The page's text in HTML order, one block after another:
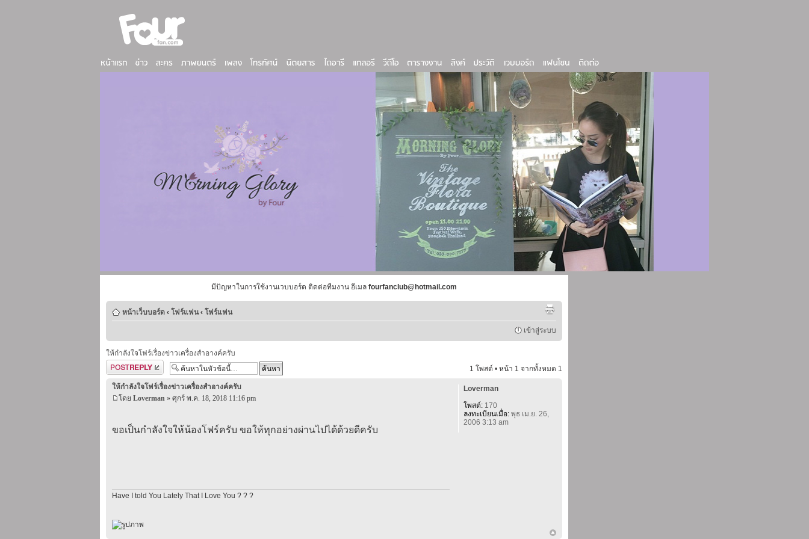
มีปัญหาในการใช้งานเวบบอร์ด ติดต่อทีมงาน อีเมล fourfanclub@hotmail.com
หน้าเว็บบอร์ด ‹ โฟร์แฟน ‹ โฟร์แฟน
เข้าสู่ระบบ
ให้กำลังใจโฟร์เรื่องข่าวเครื่องสำอางค์ครับ
ตอบกระทู้
1 โพสต์ • หน้า 1 จากทั้งหมด 1
ให้กำลังใจโฟร์เรื่องข่าวเครื่องสำอางค์ครับ
โดย Loverman » ศุกร์ พ.ค. 18, 2018 11:16 pm
ขอเป็นกำลังใจให้น้องโฟร์ครับ ขอให้ทุกอย่างผ่านไปได้ด้วยดีครับ
Have I told You Lately That I Love You ? ? ?
Loverman
โพสต์:170
ลงทะเบียนเมื่อ:พุธ เม.ย. 26,
2006 3:13 am